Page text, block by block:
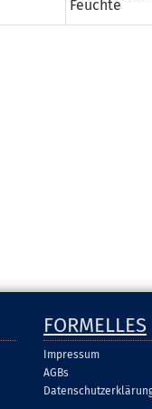
Feuchte
FORMELLES
Impressum
AGBs